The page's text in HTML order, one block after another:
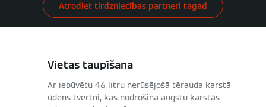
Atrodiet tirdzniecības partneri tagad
Vietas taupīšana
Ar iebūvētu 46 litru nerūsējošā tērauda karstā
ūdens tvertni, kas nodrošina augstu karstās